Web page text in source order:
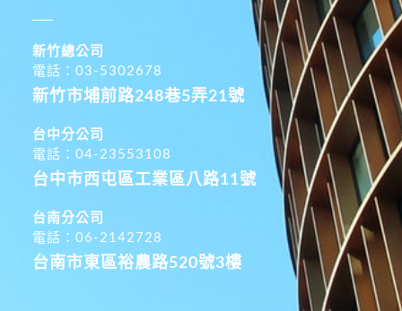
新竹總公司
電話：03-5302678
新竹市埔前路248巷5弄21號
台中分公司
電話：04-23553108
台中市西屯區工業區八路11號
台南分公司
電話：06-2142728
台南市東區裕農路520號3樓